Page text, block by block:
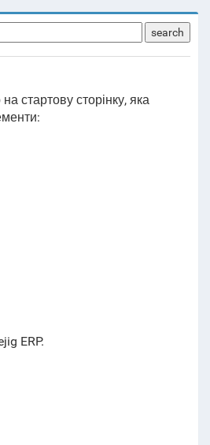
search
стартову сторінку, яка
ERP.